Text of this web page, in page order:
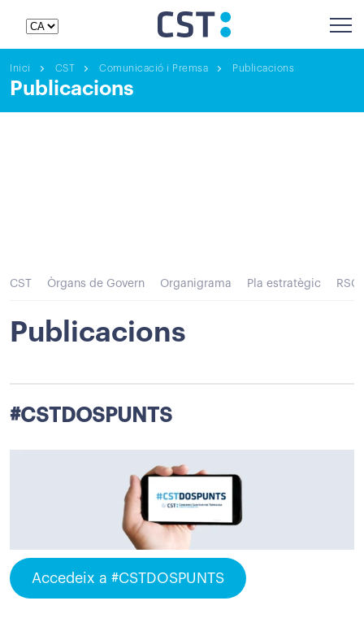
Inici CST Comunicació i Premsa Publicacions
Publicacions
CST Òrgans de Govern Organigrama Pla estratègic RSC
Publicacions
#CSTDOSPUNTS
Accedeix a #CSTDOSPUNTS